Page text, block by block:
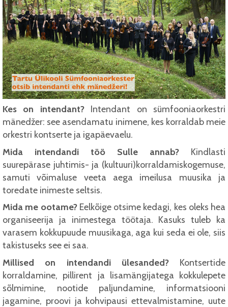
Kes on intendant?Intendant on sümfooniaorkestri
mänedžer: see asendamatu inimene, kes korraldab meie
orkestri kontserte ja igapäevaelu.
Mida intendandi töö Sulle annab? Kindlasti
suurepärase juhtimis- ja (kultuuri)korraldamiskogemuse,
samuti võimaluse veeta aega imeilusa muusika ja
toredate inimeste seltsis.
Mida me ootame?Eelkõige otsime kedagi, kes oleks hea
organiseerija ja inimestega töötaja. Kasuks tuleb ka
varasem kokkupuude muusikaga, aga kui seda ei ole, siis
takistuseks see ei saa.
Millised on intendandi ülesanded?Kontsertide
korraldamine, pillirent ja lisamängijatega kokkulepete
sõlmimine, nootide paljundamine, informatsiooni
jagamine, proovi ja kohvipausi ettevalmistamine, uute